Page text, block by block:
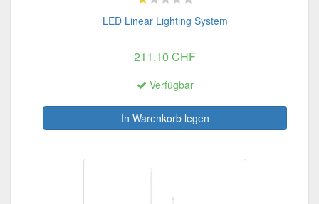
LED Linear Lighting System
211,10 CHF
Verfügbar
In Warenkorb legen